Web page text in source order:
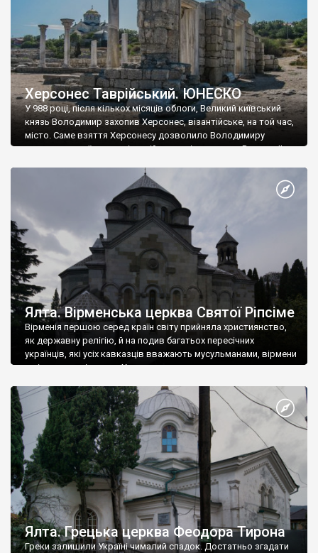
Херсонес Таврійський. ЮНЕСКО
У 988 році, після кількох місяців облоги, Великий київський
князь Володимир захопив Херсонес, візантійське, на той час,
місто. Саме взяття Херсонесу дозволило Володимиру
диктувати свої умови візантійському імператору Василю ІІ, та
Херсонесі Володимир-язичник, став Василем-християнином.
А потім було Хрещення Русі. На честь Херсонесу Таврійського
Ялта. Вірменська церква Святої Ріпсіме
Вірменія першою серед країн світу прийняла християнство,
як державну релігію, й на подив багатьох пересічних
українців, які усіх кавказців вважають мусульманами, вірмени
є відданими вірянами Христа
Ялта. Грецька церква Феодора Тирона
Греки залишили Україні чималий спадок. Достатньо згадати